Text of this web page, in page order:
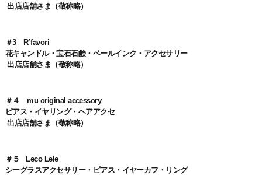
出店店舗さま（敬称略）
＃3 R’favori
花キャンドル・宝石石鹸・ベールインク・アクセサリー
出店店舗さま（敬称略）
＃４ mu original accessory
ピアス・イヤリング・ヘアアクセ
出店店舗さま（敬称略）
＃５ Leco Lele
シーグラスアクセサリー・ピアス・イヤーカフ・リング